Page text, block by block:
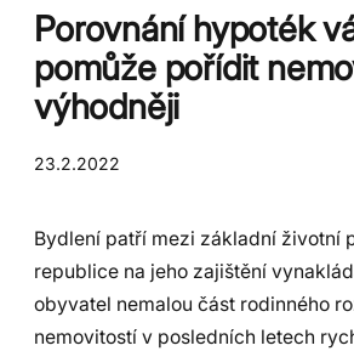
Porovnání hypoték
pomůže pořídit
výhodněji
23.2.2022
Bydlení patří mezi základní životní
republice na jeho zajištění
obyvatel nemalou část rodinného
nemovitostí v posledních letech